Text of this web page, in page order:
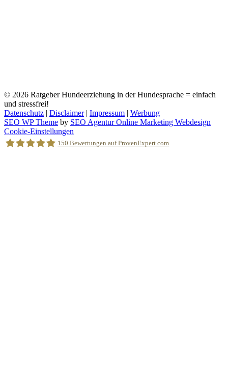
© 2026 Ratgeber Hundeerziehung in der Hundesprache = einfach
und stressfrei!
Datenschutz | Disclaimer| Impressum | Werbung
SEO WP Theme by SEO Agentur Online Marketing Webdesign
Nach
oben
scrollen
Cookie-Einstellungen
150 Bewertungen auf ProvenExpert.com